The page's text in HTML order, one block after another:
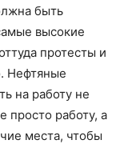
быть
высокие
протесты и
Нефтяные
на работу не
просто работу, а
места, чтобы